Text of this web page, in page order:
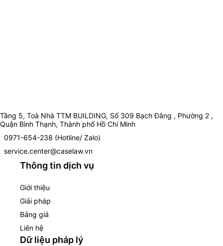
Tầng 5, Toà Nhà TTM BUILDING, Số 309 Bạch Đằng , Phường 2 ,
Quận Bình Thạnh, Thành phố Hồ Chí Minh
0971-654-238 (Hotline/ Zalo)
service.center@caselaw.vn
Thông tin dịch vụ
Giới thiệu
Giải pháp
Bảng giá
Liên hệ
Dữ liệu pháp lý